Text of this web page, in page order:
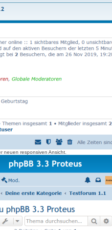
neuen responsiven Ansicht.